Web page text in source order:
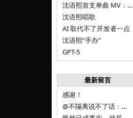
沈语熙首支单曲 MV：告别的倒影
沈语熙唱歌
AI 取代不了开发者一点
沈语熙“手办”
GPT-5
最新留言
感谢！
@不隔离说不了话：浙江的